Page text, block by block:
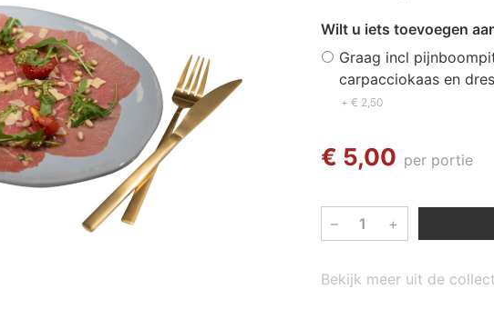
Wilt u iets toevoegen
Graag incl
carpacciokaas en
+ € 2,50
€ 5,00 per portie
– +
Bekijk meer uit de